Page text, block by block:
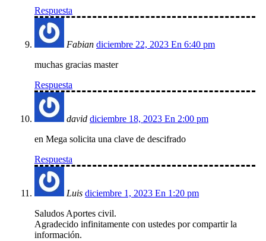
Respuesta
Fabian diciembre 22, 2023 En 6:40 pm
muchas gracias master
Respuesta
david diciembre 18, 2023 En 2:00 pm
en Mega solicita una clave de descifrado
Respuesta
Luis diciembre 1, 2023 En 1:20 pm
Saludos Aportes civil.
Agradecido infinitamente con ustedes por compartir la
información.